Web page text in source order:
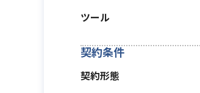
ツール
契約条件
契約形態